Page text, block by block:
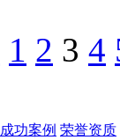
1 2 3 4
成功案例 荣誉资质